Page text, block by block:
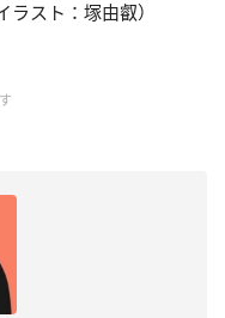
ラスト：塚由叡）